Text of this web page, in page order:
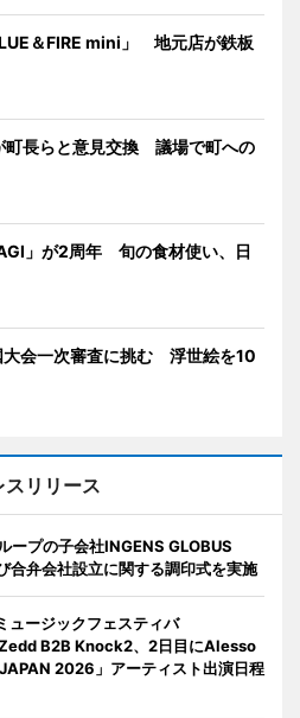
＆FIRE mini」 地元店が鉄板
町長らと意見交換 議場で町への
」が2周年 旬の食材使い、日
大会一次審査に挑む 浮世絵を10
スリリース
ープの子会社INGENS GLOBUS
合弁会社設立に関する調印式を実施
ュージックフェスティバ
Knock2、2日目にAlesso
2026」アーティスト出演日程